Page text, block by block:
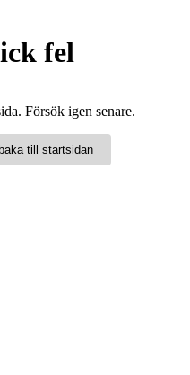
fel
Försök igen senare.
till startsidan